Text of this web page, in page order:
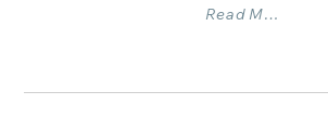
Read More